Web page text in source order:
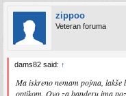
zippoo
Veteran foruma
dams82 said: ↑
Ma iskreno nemam pojma,
optikom. Ovo za banderu ima